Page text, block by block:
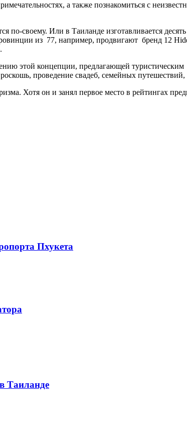
а также познакомиться с
своему. Или в Таиланде изготавливается
из 77, например, продвигают бренд 12
этой концепции, предлагающей
проведение свадеб, семейных
Хотя он и занял первое место в рейтингах
Пхукета
Таиланде